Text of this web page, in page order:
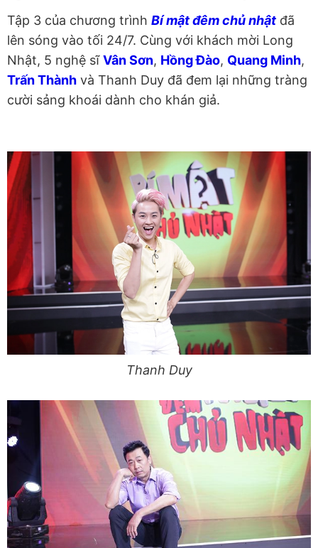
Tập 3 của chương trình Bí mật đêm chủ nhật đã
lên sóng vào tối 24/7. Cùng với khách mời Long
Nhật, 5 nghệ sĩVân Sơn, Hồng Đào, Quang Minh,
Trấn Thành và Thanh Duy đã đem lại những tràng
cười sảng khoái dành cho khán giả.
Thanh Duy